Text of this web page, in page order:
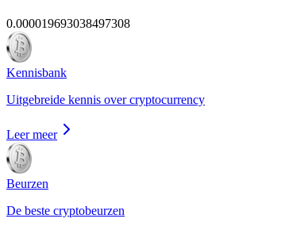
0.000019693038497308
Kennisbank
Uitgebreide kennis over cryptocurrency
Leer meer
Beurzen
De beste cryptobeurzen